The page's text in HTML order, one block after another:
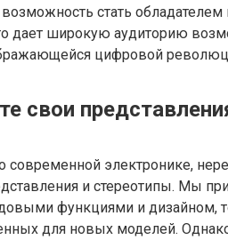
стать
дает широкую аудиторию
цифровой
свои
электронике,
и стереотипы. Мы
функциями и дизайном,
для новых моделей.